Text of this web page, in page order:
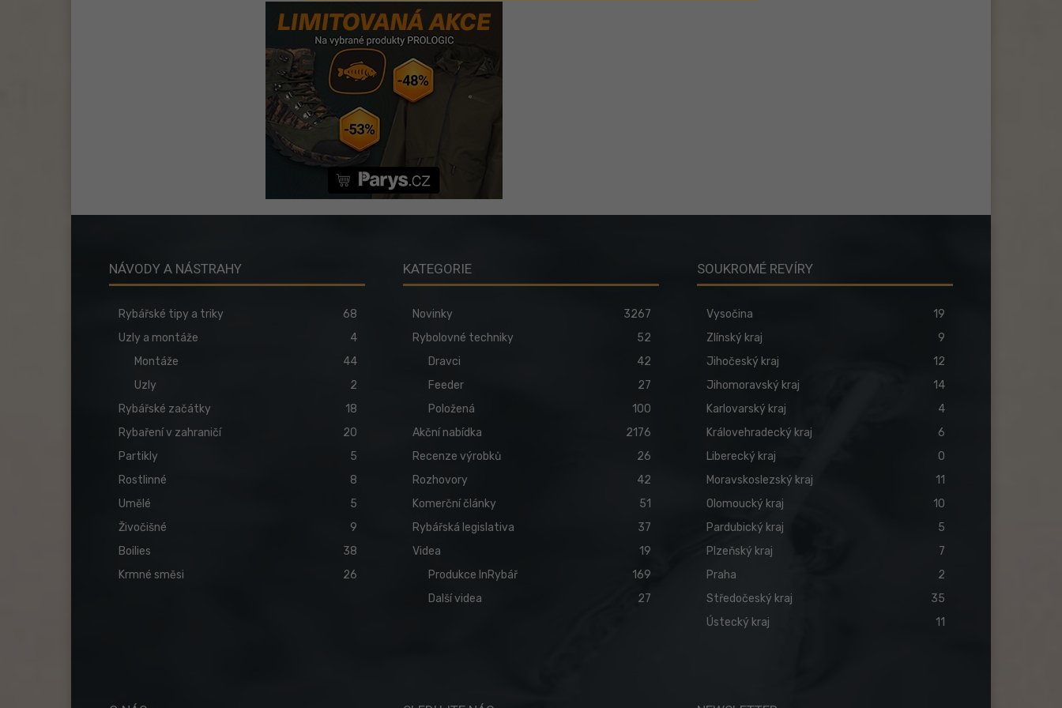
NÁVODY A NÁSTRAHY
Rybářské tipy a triky
68
Uzly a montáže
4
Montáže
44
Uzly
2
Rybářské začátky
18
Rybaření v zahraničí
20
Partikly
5
Rostlinné
8
Umělé
5
Živočišné
9
Boilies
38
Krmné směsi
26
KATEGORIE
Novinky
3267
Rybolovné techniky
52
Dravci
42
Feeder
27
Položená
100
Akční nabídka
2176
Recenze výrobků
26
Rozhovory
42
Komerční články
51
Rybářská legislativa
37
Videa
19
Produkce InRybář
169
Další videa
27
SOUKROMÉ REVÍRY
Vysočina
19
Zlínský kraj
9
Jihočeský kraj
12
Jihomoravský kraj
14
Karlovarský kraj
4
Královehradecký kraj
6
Liberecký kraj
0
Moravskoslezský kraj
11
Olomoucký kraj
10
Pardubický kraj
5
Plzeňský kraj
7
Praha
2
Středočeský kraj
35
Ústecký kraj
11